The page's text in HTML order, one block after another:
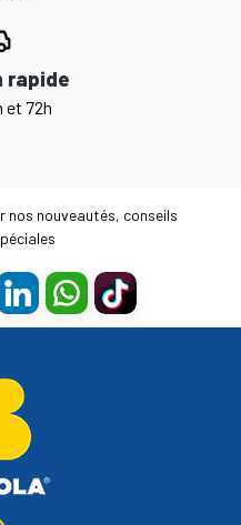
rapide
et 72h
nos nouveautés, conseils